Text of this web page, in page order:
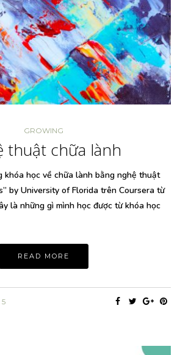
GROWING
thuật chữa lành
khóa học về chữa lành bằng nghệ thuật
by University of Florida trên Coursera từ
là những gì mình học được từ khóa học
READ MORE
5